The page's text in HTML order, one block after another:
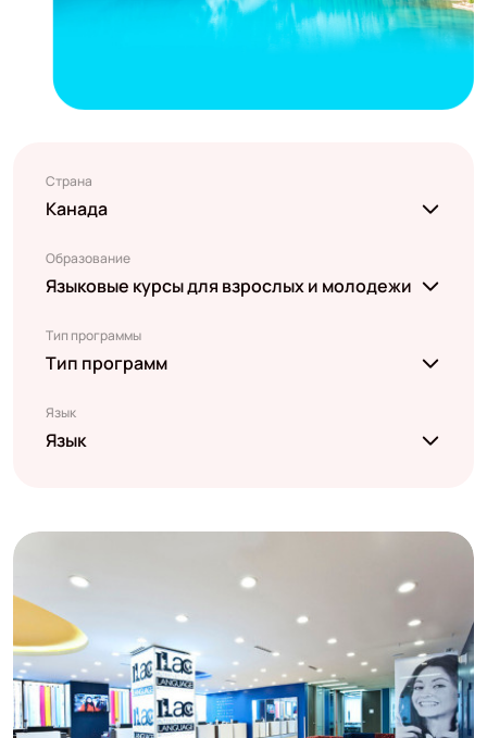
Страна
Канада
Образование
Языковые курсы для взрослых и молодежи
Тип программы
Тип программ
Язык
Язык